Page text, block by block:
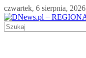
Skip
to
content
czwartek, 6 sierpnia, 2026